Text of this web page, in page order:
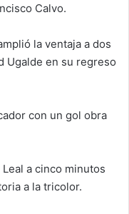
Calvo.
la ventaja a dos
Ugalde en su regreso
con un gol obra
a cinco minutos
a la tricolor.